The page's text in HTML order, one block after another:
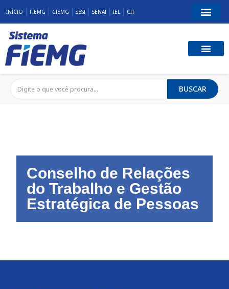
INÍCIO FIEMG CIEMG SESI SENAI IEL CIT
BUSCAR
Conselho de Relações
do Trabalho e Gestão
Estratégica de Pessoas